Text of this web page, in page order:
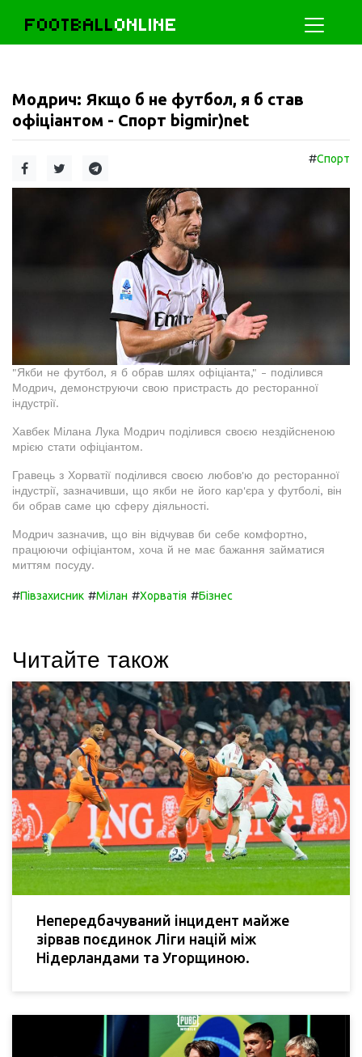
FOOTBALLONLINE
Модрич: Якщо б не футбол, я б став
офіціантом - Спорт bigmir)net
#Спорт
"Якби не футбол, я б обрав шлях офіціанта," - поділився
Модрич, демонструючи свою пристрасть до ресторанної
індустрії.
Хавбек Мілана Лука Модрич поділився своєю нездійсненою
мрією стати офіціантом.
Гравець з Хорватії поділився своєю любов'ю до ресторанної
індустрії, зазначивши, що якби не його кар'єра у футболі, він
би обрав саме цю сферу діяльності.
Модрич зазначив, що він відчував би себе комфортно,
працюючи офіціантом, хоча й не має бажання займатися
миттям посуду.
#Півзахисник #Мілан #Хорватія #Бізнес
Читайте також
Непередбачуваний інцидент майже
зірвав поєдинок Ліги націй між
Нідерландами та Угорщиною.